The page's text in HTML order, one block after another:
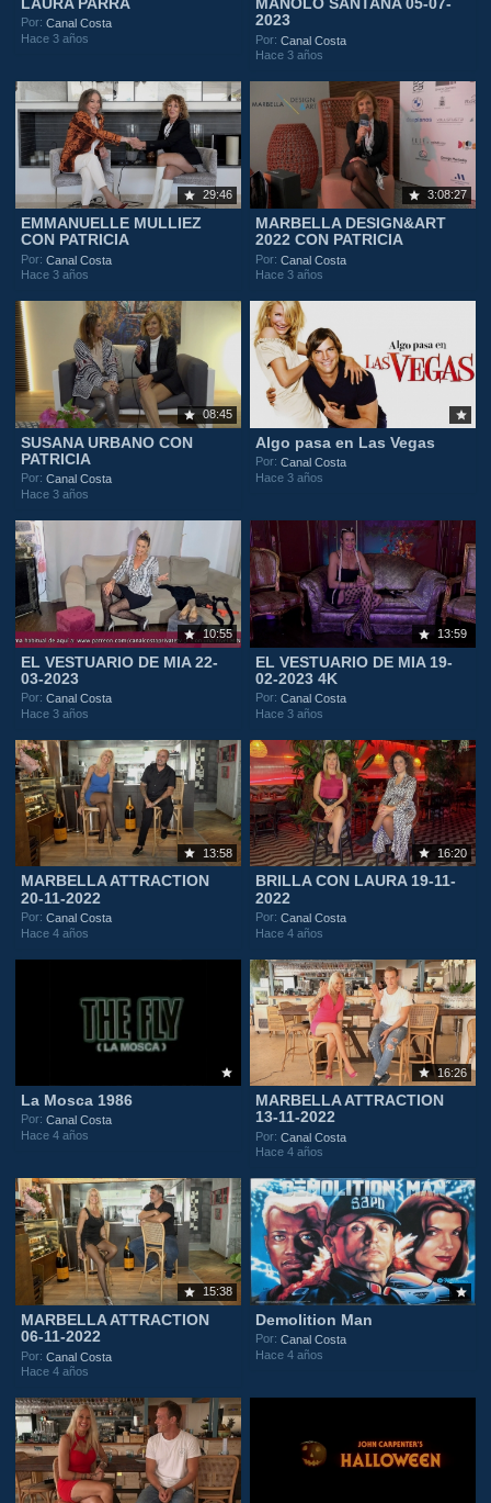
LAURA PARRA
Por:Canal Costa
Hace 3 años
MANOLO SANTANA 05-07-
2023
Por:Canal Costa
Hace 3 años
29:46
EMMANUELLE MULLIEZ
CON PATRICIA
Por:Canal Costa
Hace 3 años
3:08:27
MARBELLA DESIGN&ART
2022 CON PATRICIA
Por:Canal Costa
Hace 3 años
08:45
SUSANA URBANO CON
PATRICIA
Por:Canal Costa
Hace 3 años
Algo pasa en Las Vegas
Por:Canal Costa
Hace 3 años
10:55
EL VESTUARIO DE MIA 22-
03-2023
Por:Canal Costa
Hace 3 años
13:59
EL VESTUARIO DE MIA 19-
02-2023 4K
Por:Canal Costa
Hace 3 años
13:58
MARBELLA ATTRACTION
20-11-2022
Por:Canal Costa
Hace 4 años
16:20
BRILLA CON LAURA 19-11-
2022
Por:Canal Costa
Hace 4 años
La Mosca 1986
Por:Canal Costa
Hace 4 años
16:26
MARBELLA ATTRACTION
13-11-2022
Por:Canal Costa
Hace 4 años
15:38
MARBELLA ATTRACTION
06-11-2022
Por:Canal Costa
Hace 4 años
Demolition Man
Por:Canal Costa
Hace 4 años